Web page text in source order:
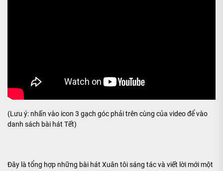
(Lưu ý: nhấn vào icon 3 gạch góc phải trên cùng của video để vào
danh sách bài hát Tết)
Đây là tổng hợp những bài hát Xuân tôi sáng tác và viết lời mới một